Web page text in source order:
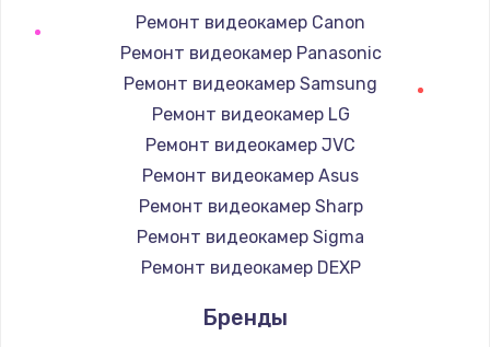
Замена / ремонт электронного модуля
управления
600 руб.
Заказать
Замена конфорки
1100 руб.
Заказать
Замена платы сенсора
900 руб.
Ремонт видеокамер Canon
Ремонт видеокамер Panasonic
Ремонт видеокамер Samsung
Ремонт видеокамер LG
Ремонт видеокамер JVC
Ремонт видеокамер Asus
Ремонт видеокамер Sharp
Ремонт видеокамер Sigma
Ремонт видеокамер DEXP
Бренды